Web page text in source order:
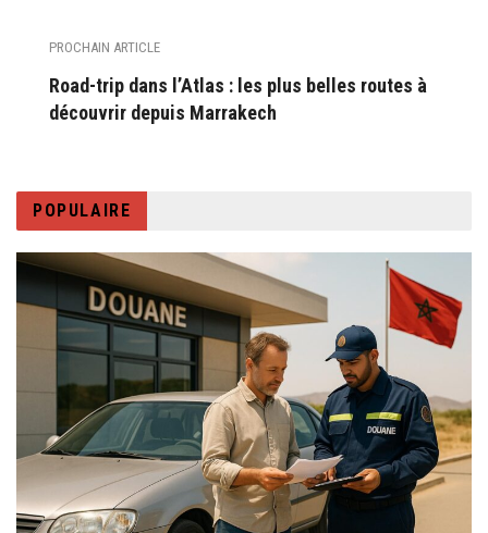
PROCHAIN ARTICLE
Road-trip dans l’Atlas : les plus belles routes à
découvrir depuis Marrakech
POPULAIRE